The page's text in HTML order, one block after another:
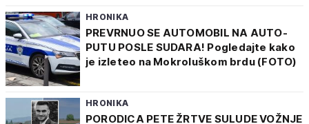
HRONIKA
PREVRNUO SE AUTOMOBIL NA AUTO-
PUTU POSLE SUDARA! Pogledajte kako
je izleteo na Mokroluškom brdu (FOTO)
HRONIKA
PORODICA PETE ŽRTVE SULUDE VOŽNJE